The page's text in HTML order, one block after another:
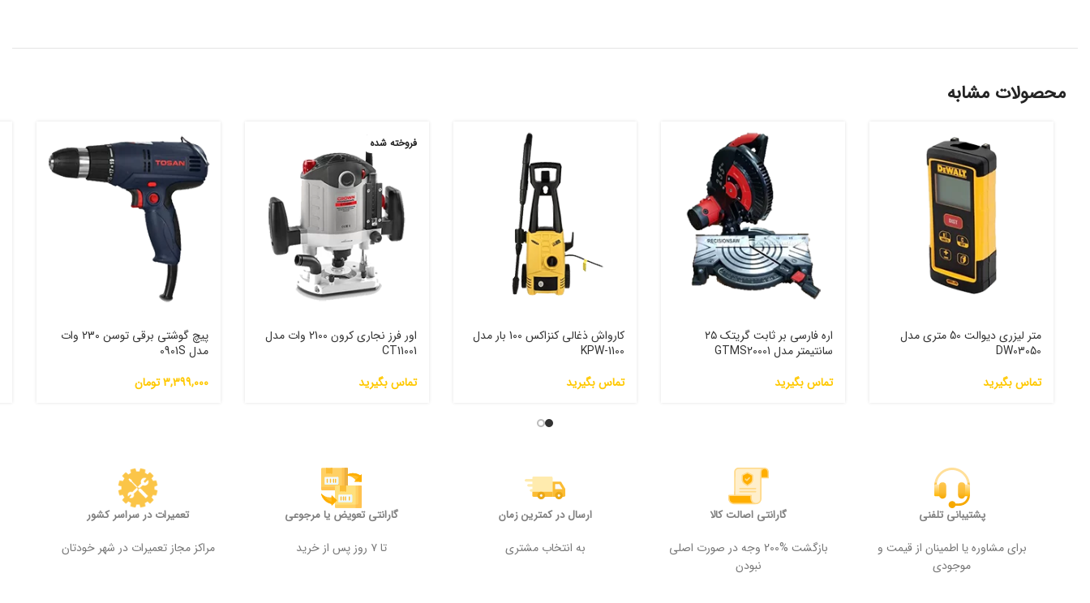
محصولات مشابه
متر لیزری دیوالت 50 متری مدل
DW03050
تماس بگیرید
اره فارسی بر ثابت گریتک ۲۵
سانتیمتر مدل GTMS20001
تماس بگیرید
کارواش ذغالی کنزاکس 100 بار مدل
KPW-1100
تماس بگیرید
فروخته شده
اور فرز نجاری کرون 2100 وات مدل
CT11001
تماس بگیرید
پیچ گوشتی برقی توسن 230 وات
مدل 0901S
3,399,000تومان
پشتیبانی تلفنی
برای مشاوره یا اطمینان از قیمت و
موجودی
گارانتی اصالت کالا
بازگشت %200 وجه در صورت اصلی
نبودن
ارسال در کمترین زمان
به انتخاب مشتری
گارانتی تعویض یا مرجوعی
تا ۷ روز پس از خرید
تعمیرات در سراسر کشور
مراکز مجاز تعمیرات در شهر خودتان